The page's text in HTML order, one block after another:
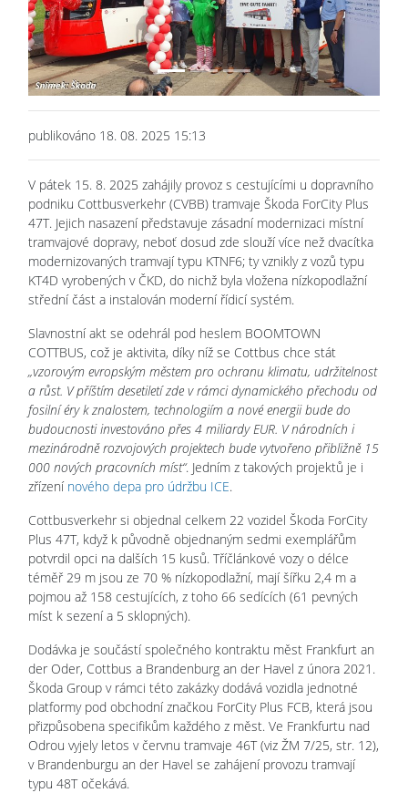
publikováno 18. 08. 2025 15:13
V pátek 15. 8. 2025 zahájily provoz s cestujícími u dopravního
podniku Cottbusverkehr (CVBB) tramvaje Škoda ForCity Plus
47T. Jejich nasazení představuje zásadní modernizaci místní
tramvajové dopravy, neboť dosud zde slouží více než dvacítka
modernizovaných tramvají typu KTNF6; ty vznikly z vozů typu
KT4D vyrobených v ČKD, do nichž byla vložena nízkopodlažní
střední část a instalován moderní řídicí systém.
Slavnostní akt se odehrál pod heslem BOOMTOWN
COTTBUS, což je aktivita, díky níž se Cottbus chce stát
„vzorovým evropským městem pro ochranu klimatu, udržitelnost
a růst. V příštím desetiletí zde v rámci dynamického přechodu od
fosilní éry k znalostem, technologiím a nové energii bude do
budoucnosti investováno přes 4 miliardy EUR. V národních i
mezinárodně rozvojových projektech bude vytvořeno přibližně 15
000 nových pracovních míst“. Jedním z takových projektů je i
zřízení nového depa pro údržbu ICE.
Cottbusverkehr si objednal celkem 22 vozidel Škoda ForCity
Plus 47T, když k původně objednaným sedmi exemplářům
potvrdil opci na dalších 15 kusů. Tříčlánkové vozy o délce
téměř 29 m jsou ze 70 % nízkopodlažní, mají šířku 2,4 m a
pojmou až 158 cestujících, z toho 66 sedících (61 pevných
míst k sezení a 5 sklopných).
Dodávka je součástí společného kontraktu měst Frankfurt an
der Oder, Cottbus a Brandenburg an der Havel z února 2021.
Škoda Group v rámci této zakázky dodává vozidla jednotné
platformy pod obchodní značkou ForCity Plus FCB, která jsou
přizpůsobena specifikům každého z měst. Ve Frankfurtu nad
Odrou vyjely letos v červnu tramvaje 46T (viz ŽM 7/25, str. 12),
v Brandenburgu an der Havel se zahájení provozu tramvají
typu 48T očekává.